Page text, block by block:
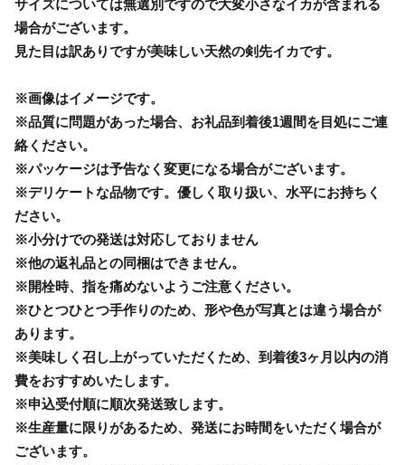
サイズについては無選別ですので大変小さなイカが含まれる
場合がございます。
見た目は訳ありですが美味しい天然の剣先イカです。
※画像はイメージです。
※品質に問題があった場合、お礼品到着後1週間を目処にご連
絡ください。
※パッケージは予告なく変更になる場合がございます。
※デリケートな品物です。優しく取り扱い、水平にお持ちく
ださい。
※小分けでの発送は対応しておりません
※他の返礼品との同梱はできません。
※開栓時、指を痛めないようご注意ください。
※ひとつひとつ手作りのため、形や色が写真とは違う場合が
あります。
※美味しく召し上がっていただくため、到着後3ヶ月以内の消
費をおすすめいたします。
※申込受付順に順次発送致します。
※生産量に限りがあるため、発送にお時間をいただく場合が
ございます。